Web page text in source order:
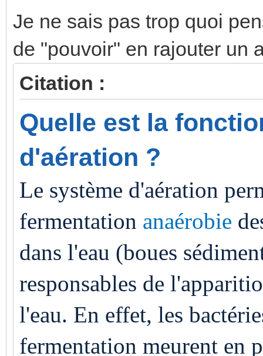
Je ne sais pas trop quoi
de "pouvoir" en rajouter un
Citation :
Quelle est la
d'aération ?
Le système d'aération
fermentation anaérobie
dans l'eau (boues
responsables de
l'eau. En effet, les
fermentation meurent en